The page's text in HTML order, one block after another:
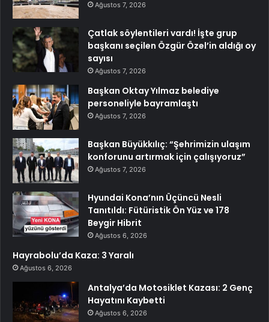
Ağustos 7, 2026
Çatlak söylentileri vardı! İşte grup
başkanı seçilen Özgür Özel’in aldığı oy
sayısı
Ağustos 7, 2026
Başkan Oktay Yılmaz belediye
personeliyle bayramlaştı
Ağustos 7, 2026
Başkan Büyükkılıç: “Şehrimizin ulaşım
konforunu artırmak için çalışıyoruz”
Ağustos 7, 2026
Hyundai Kona’nın Üçüncü Nesli
Tanıtıldı: Fütüristik Ön Yüz ve 178
Beygir Hibrit
Ağustos 6, 2026
Hayrabolu’da Kaza: 3 Yaralı
Ağustos 6, 2026
Antalya’da Motosiklet Kazası: 2 Genç
Hayatını Kaybetti
Ağustos 6, 2026